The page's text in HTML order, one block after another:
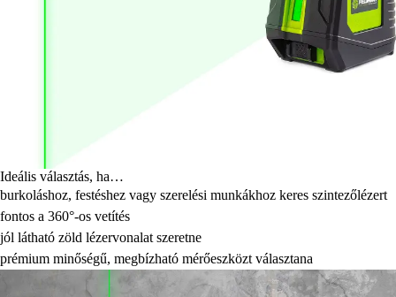
Ideális választás, ha…
burkoláshoz, festéshez vagy szerelési munkákhoz keres szintezőlézert
fontos a 360°-os vetítés
jól látható zöld lézervonalat szeretne
prémium minőségű, megbízható mérőeszközt választana